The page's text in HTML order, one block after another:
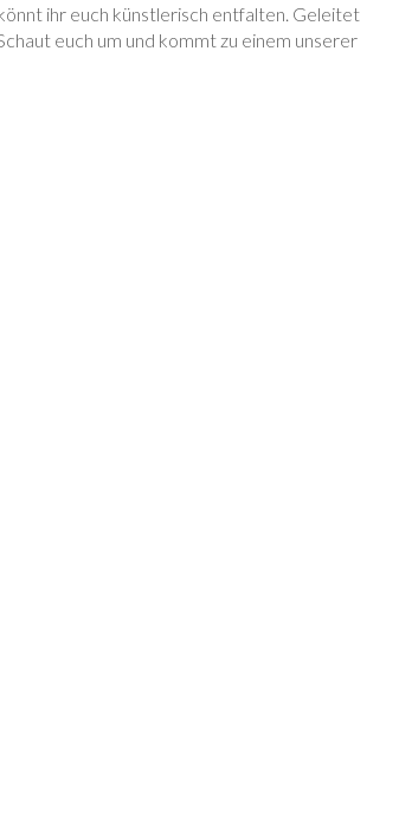
ihr euch künstlerisch entfalten. Geleitet
euch um und kommt zu einem unserer